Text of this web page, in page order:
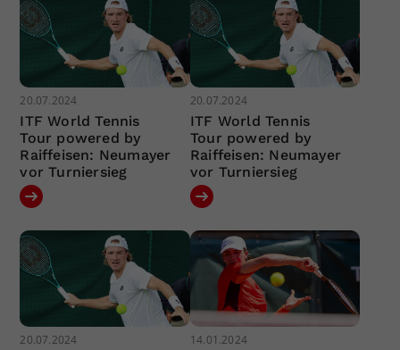
20.07.2024
ITF World Tennis
Tour powered by
Raiffeisen: Neumayer
vor Turniersieg
20.07.2024
ITF World Tennis
Tour powered by
Raiffeisen: Neumayer
vor Turniersieg
20.07.2024 14.01.2024